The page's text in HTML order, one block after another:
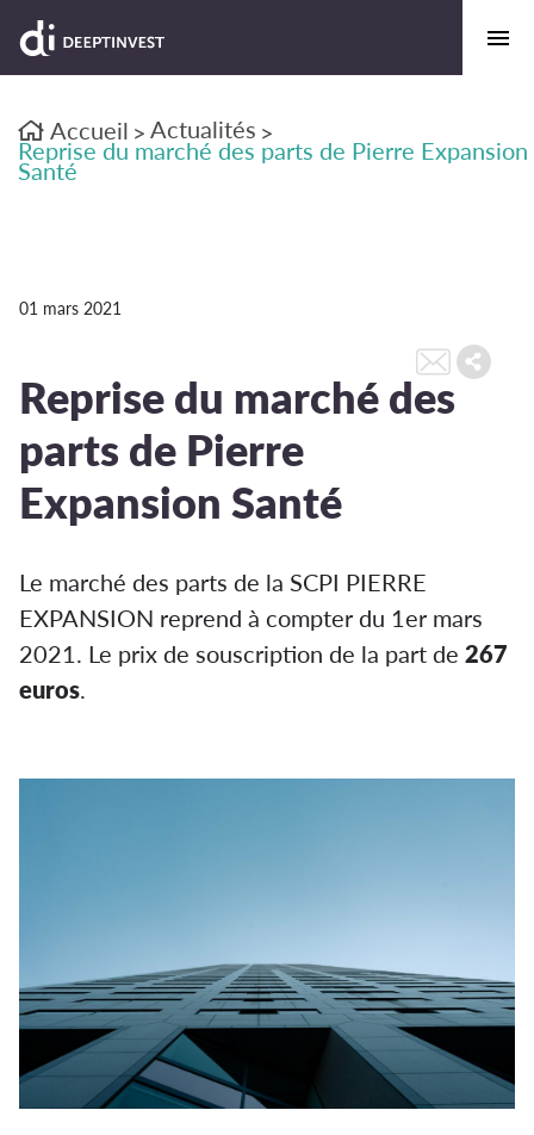
Accueil > Actualités >
Reprise du marché des parts de Pierre Expansion
Santé
01 mars 2021
Reprise du marché des
parts de Pierre
Expansion Santé
Le marché des parts de la SCPI PIERRE
EXPANSION reprend à compter du 1er mars
2021. Le prix de souscription de la part de 267
euros.